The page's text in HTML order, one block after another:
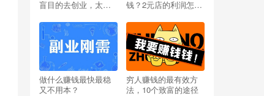
盲目的去创业，太扎
钱？2元店的利润怎么
钱？
做什么赚钱最快最稳
又不用本？
穷人赚钱的最有效方
法，10个致富的途径